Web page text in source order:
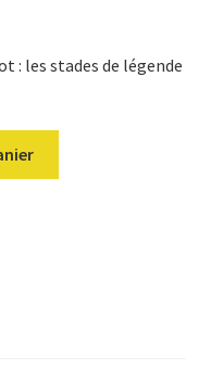
: les stades de légende